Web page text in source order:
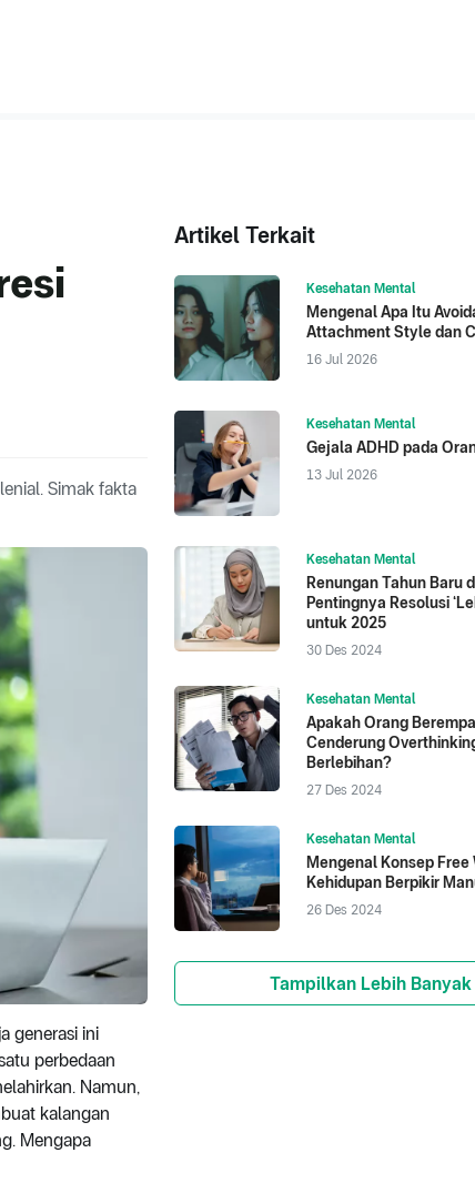
Simak fakta
generasi ini
perbedaan
Namun,
kalangan
Mengapa
Artikel Terkait
Kesehatan Mental
Mengenal Apa Itu
Attachment Style dan
16 Jul 2026
Kesehatan Mental
Gejala ADHD pada
13 Jul 2026
Kesehatan Mental
Renungan Tahun Baru
Pentingnya Resolusi
untuk 2025
30 Des 2024
Kesehatan Mental
Apakah Orang
Cenderung
Berlebihan?
27 Des 2024
Kesehatan Mental
Mengenal Konsep Free
Kehidupan Berpikir
26 Des 2024
Tampilkan Lebih Banyak